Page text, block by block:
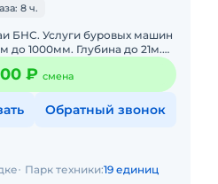
8 ч.
БНС. Услуги буровых машин
до 1000мм. Глубина до 21м.
₽ смена
Обратный звонок
Парк техники:19 единиц